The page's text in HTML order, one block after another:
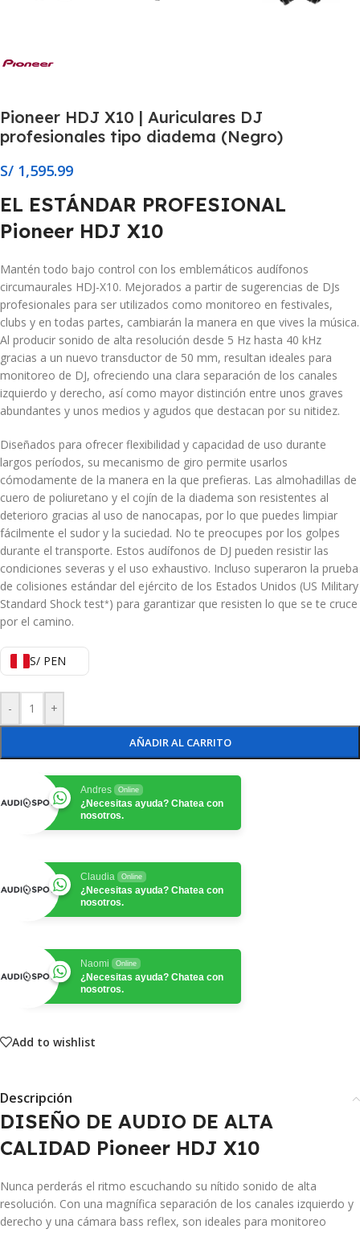
Pioneer HDJ X10 | Auriculares DJ
profesionales tipo diadema (Negro)
S/ 1,595.99
EL ESTÁNDAR PROFESIONAL
Pioneer HDJ X10
Mantén todo bajo control con los emblemáticos audífonos
circumaurales HDJ-X10. Mejorados a partir de sugerencias de DJs
profesionales para ser utilizados como monitoreo en festivales,
clubs y en todas partes, cambiarán la manera en que vives la música.
Al producir sonido de alta resolución desde 5 Hz hasta 40 kHz
gracias a un nuevo transductor de 50 mm, resultan ideales para
monitoreo de DJ, ofreciendo una clara separación de los canales
izquierdo y derecho, así como mayor distinción entre unos graves
abundantes y unos medios y agudos que destacan por su nitidez.
Diseñados para ofrecer flexibilidad y capacidad de uso durante
largos períodos, su mecanismo de giro permite usarlos
cómodamente de la manera en la que prefieras. Las almohadillas de
cuero de poliuretano y el cojín de la diadema son resistentes al
deterioro gracias al uso de nanocapas, por lo que puedes limpiar
fácilmente el sudor y la suciedad. No te preocupes por los golpes
durante el transporte. Estos audífonos de DJ pueden resistir las
condiciones severas y el uso exhaustivo. Incluso superaron la prueba
de colisiones estándar del ejército de los Estados Unidos (US Military
Standard Shock test*) para garantizar que resisten lo que se te cruce
por el camino.
S/ PEN
- +
AÑADIR AL CARRITO
Andres Online
¿Necesitas ayuda? Chatea con
nosotros.
Claudia Online
¿Necesitas ayuda? Chatea con
nosotros.
Naomi Online
¿Necesitas ayuda? Chatea con
nosotros.
Add to wishlist
Descripción
DISEÑO DE AUDIO DE ALTA
CALIDAD Pioneer HDJ X10
Nunca perderás el ritmo escuchando su nítido sonido de alta
resolución. Con una magnífica separación de los canales izquierdo y
derecho y una cámara bass reflex, son ideales para monitoreo